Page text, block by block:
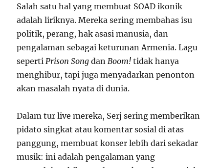
Salah satu hal yang membuat SOAD ikonik
adalah liriknya. Mereka sering membahas isu
politik, perang, hak asasi manusia, dan
pengalaman sebagai keturunan Armenia. Lagu
seperti Prison Song dan Boom! tidak hanya
menghibur, tapi juga menyadarkan penonton
akan masalah nyata di dunia.
Dalam tur live mereka, Serj sering memberikan
pidato singkat atau komentar sosial di atas
panggung, membuat konser lebih dari sekadar
musik: ini adalah pengalaman yang